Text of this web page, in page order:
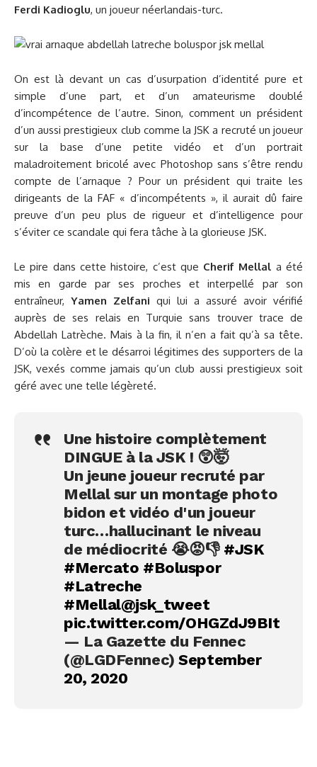
Ferdi Kadioglu, un joueur néerlandais-turc.
On est là devant un cas d’usurpation d’identité pure et
simple d’une part, et d’un amateurisme doublé
d’incompétence de l’autre. Sinon, comment un président
d’un aussi prestigieux club comme la JSK a recruté un joueur
sur la base d’une petite vidéo et d’un portrait
maladroitement bricolé avec Photoshop sans s’être rendu
compte de l’arnaque ? Pour un président qui traite les
dirigeants de la FAF « d’incompétents », il aurait dû faire
preuve d’un peu plus de rigueur et d’intelligence pour
s’éviter ce scandale qui fera tâche à la glorieuse JSK.
Le pire dans cette histoire, c’est que Cherif Mellal a été
mis en garde par ses proches et interpellé par son
entraîneur, Yamen Zelfani qui lui a assuré avoir vérifié
auprès de ses relais en Turquie sans trouver trace de
Abdellah Latrèche. Mais à la fin, il n’en a fait qu’à sa tête.
D’où la colère et le désarroi légitimes des supporters de la
JSK, vexés comme jamais qu’un club aussi prestigieux soit
géré avec une telle légèreté.
Une histoire complètement
DINGUE à la JSK ! 😲🤯
Un jeune joueur recruté par
Mellal sur un montage photo
bidon et vidéo d'un joueur
turc…hallucinant le niveau
de médiocrité 😭😡👎 #JSK
#Mercato #Boluspor
#Latreche
#Mellal@jsk_tweet
pic.twitter.com/OHGZdJ9BIt
— La Gazette du Fennec
(@LGDFennec)September
20, 2020